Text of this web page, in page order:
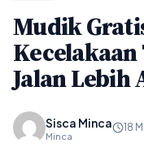
Mudik
Jalan Lebih
Sisca Minca
Minca
18